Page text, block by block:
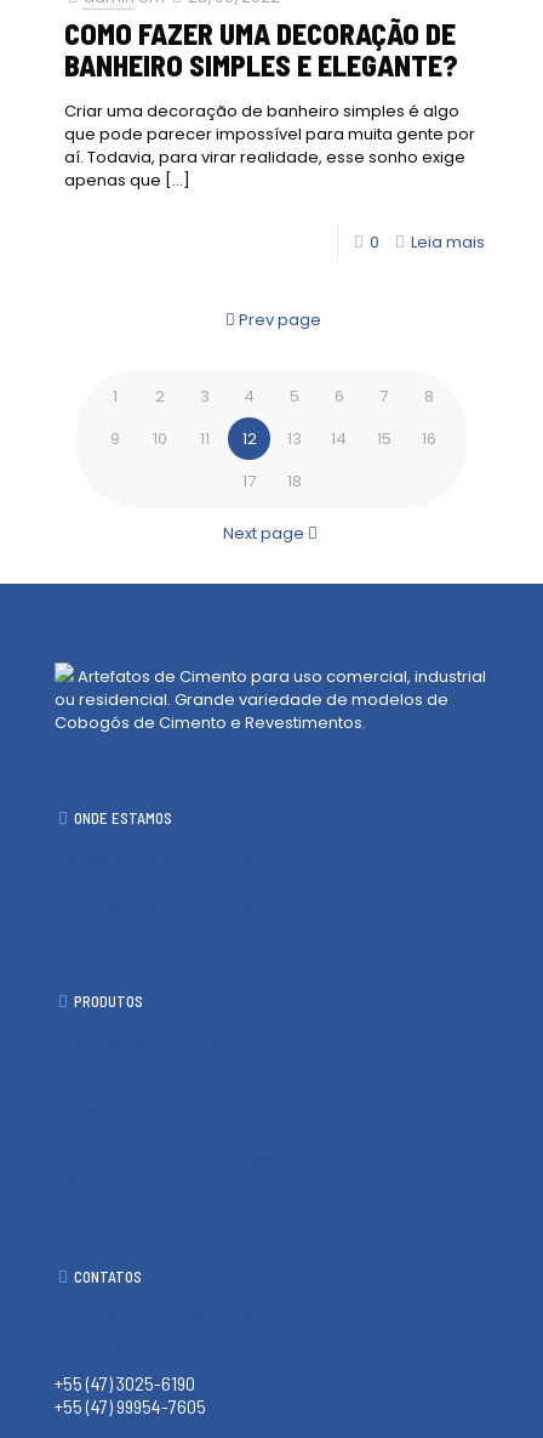
COMO FAZER UMA DECORAÇÃO DE
BANHEIRO SIMPLES E ELEGANTE?
Criar uma decoração de banheiro simples é algo
que pode parecer impossível para muita gente por
aí. Todavia, para virar realidade, esse sonho exige
apenas que […]
0 Leia mais
Prev page
1 2 3 4 5 6 7
8
9
10 11 12 13 14 15
16
17
18
Next page
Artefatos de Cimento para uso comercial, industrial
ou residencial. Grande variedade de modelos de
Cobogós de Cimento e Revestimentos.
ONDE ESTAMOS
PRODUTOS
CONTATOS
+55 (47) 3025-6190
+55 (47) 99954-7605